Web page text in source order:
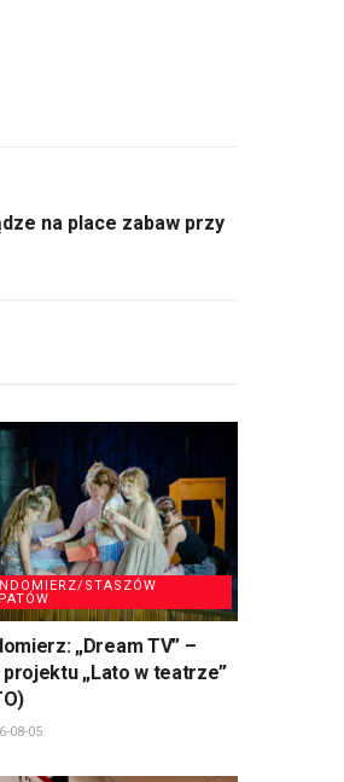
na place zabaw przy
STASZÓW
„Dream TV” –
projektu „Lato w teatrze”
08-05